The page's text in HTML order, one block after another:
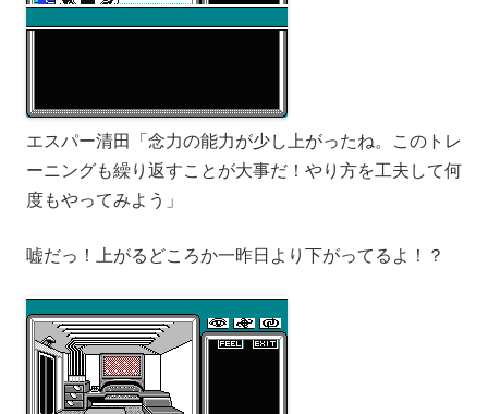
エスパー清田「念力の能力が少し上がったね。このトレ
ーニングも繰り返すことが大事だ！やり方を工夫して何
度もやってみよう」
嘘だっ！上がるどころか一昨日より下がってるよ！？